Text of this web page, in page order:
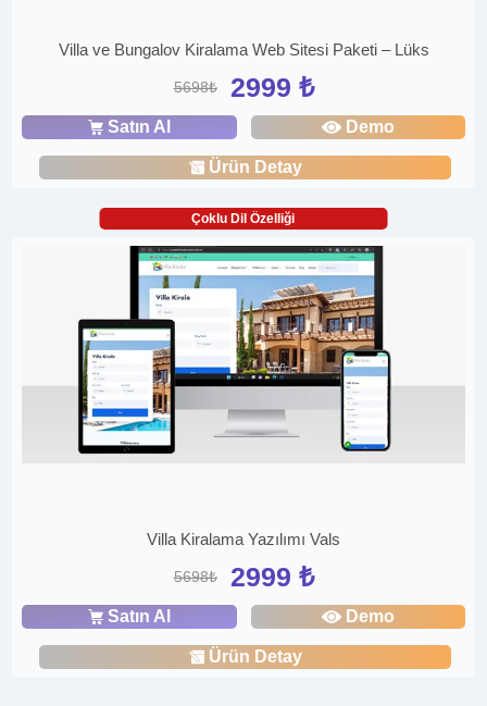
Villa ve Bungalov Kiralama Web Sitesi Paketi – Lüks
5698₺ 2999 ₺
Satın Al Demo
Ürün Detay
Çoklu Dil Özelliği
Villa Kiralama Yazılımı Vals
5698₺ 2999 ₺
Satın Al Demo
Ürün Detay